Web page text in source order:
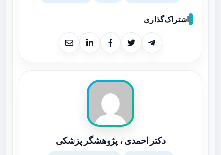
اشتراک‌گذاری
دکتر احمدی ، پژوهشگر پزشکی